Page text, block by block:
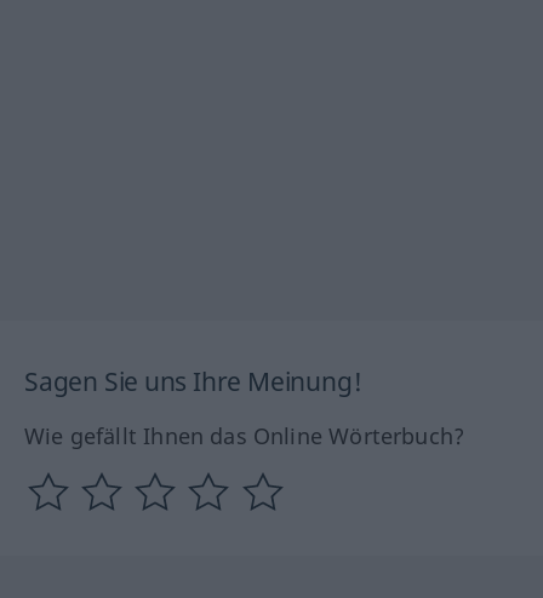
Sagen Sie uns Ihre Meinung!
Wie gefällt Ihnen das Online Wörterbuch?